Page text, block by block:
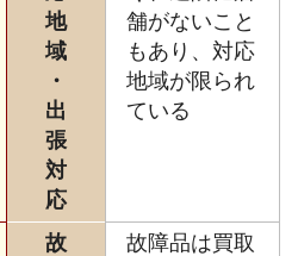
地
域
・
出
張
対
応
舗がないこと
もあり、対応
地域が限られ
ている
故
故障品は買取